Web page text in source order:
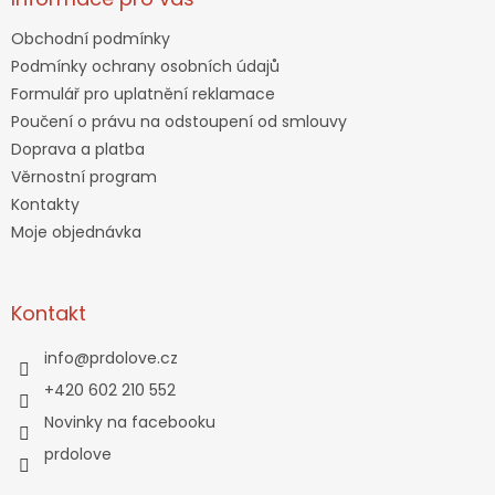
Obchodní podmínky
Podmínky ochrany osobních údajů
Formulář pro uplatnění reklamace
Poučení o právu na odstoupení od smlouvy
Doprava a platba
Věrnostní program
Kontakty
Moje objednávka
Kontakt
info@prdolove.cz
+420 602 210 552
Novinky na facebooku
prdolove